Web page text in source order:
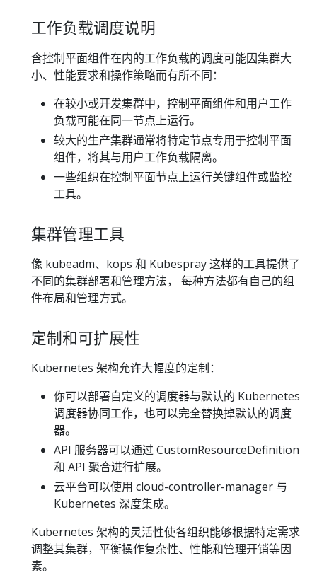
工作负载调度说明
含控制平面组件在内的工作负载的调度可能因集群大
小、性能要求和操作策略而有所不同：
在较小或开发集群中，控制平面组件和用户工作
负载可能在同一节点上运行。
较大的生产集群通常将特定节点专用于控制平面
组件，将其与用户工作负载隔离。
一些组织在控制平面节点上运行关键组件或监控
工具。
集群管理工具
像 kubeadm、kops 和 Kubespray 这样的工具提供了
不同的集群部署和管理方法， 每种方法都有自己的组
件布局和管理方式。
定制和可扩展性
Kubernetes 架构允许大幅度的定制：
你可以部署自定义的调度器与默认的 Kubernetes
调度器协同工作，也可以完全替换掉默认的调度
器。
API 服务器可以通过 CustomResourceDefinition
和 API 聚合进行扩展。
云平台可以使用 cloud-controller-manager 与
Kubernetes 深度集成。
Kubernetes 架构的灵活性使各组织能够根据特定需求
调整其集群，平衡操作复杂性、性能和管理开销等因
素。